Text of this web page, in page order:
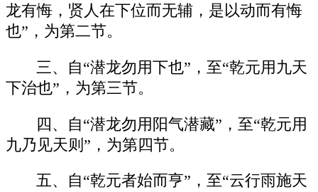
龙有悔，贤人在下位而无辅，是以动而有悔
也”，为第二节。
三、自“潜龙勿用下也”，至“乾元用九天
下治也”，为第三节。
四、自“潜龙勿用阳气潜藏”，至“乾元用
九乃见天则”，为第四节。
五、自“乾元者始而亨”，至“云行雨施天